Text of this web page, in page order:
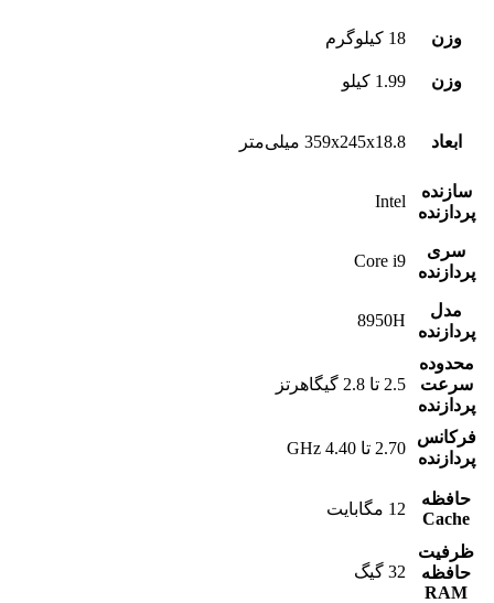
وزن 18 کیلوگرم
وزن 1.99 کیلو
ابعاد 359x245x18.8 میلی‌متر
سازنده
پردازنده
Intel
سری
پردازنده
Core i9
مدل
پردازنده
8950H
محدوده
سرعت
پردازنده
2.5 تا 2.8 گیگاهرتز
فرکانس
پردازنده
2.70 تا 4.40 GHz
حافظه
Cache
12 مگابایت
ظرفیت
حافظه
RAM
32 گیگ